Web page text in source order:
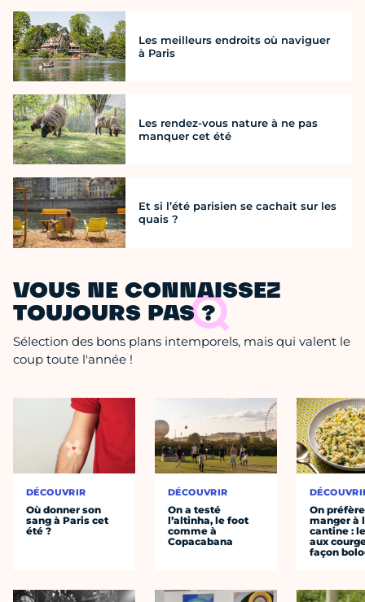
Les meilleurs endroits où naviguer
à Paris
Les rendez-vous nature à ne pas
manquer cet été
Et si l’été parisien se cachait sur les
quais ?
VOUS NE CONNAISSEZ
TOUJOURS PAS ?
Sélection des bons plans intemporels, mais qui valent le
coup toute l'année !
DÉCOUVRIR
Où donner son
sang à Paris cet
été ?
DÉCOUVRIR
On a testé
l’altinha, le foot
comme à
Copacabana
On préfère
manger à
cantine :
aux
façon